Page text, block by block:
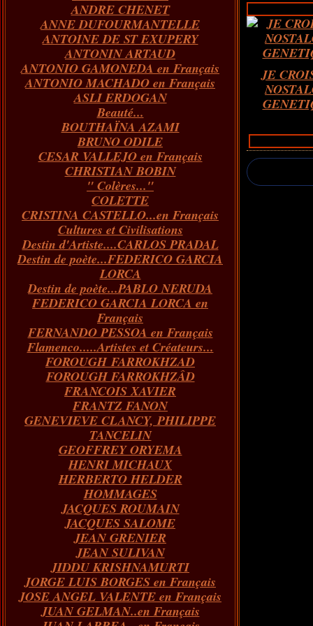
Janvier(60)
Février(68)
Janvier(86)
Mars(65)
Février(70)
Janvier(66)
Avril(76)
Mars(66)
Février(67)
Janvier(73)
Mai(82)
Avril(62)
Mars(66)
Février(55)
Janvier(43)
Juin(84)
Mai(89)
Avril(59)
Mars(73)
Février(54)
Janvier(51)
Juillet(72)
Juin(65)
Mai(97)
Avril(73)
Mars(100)
Février(146)
Janvier(124)
Août(40)
Juillet(31)
Juin(26)
ANDRE CHENET
ANNE DUFOURMANTELLE
ANTOINE DE ST EXUPERY
ANTONIN ARTAUD
ANTONIO GAMONEDA en Français
ANTONIO MACHADO en Français
ASLI ERDOGAN
Beauté...
BOUTHAÏNA AZAMI
BRUNO ODILE
CESAR VALLEJO en Français
CHRISTIAN BOBIN
" Colères..."
COLETTE
CRISTINA CASTELLO...en Français
Cultures et Civilisations
Destin d'Artiste....CARLOS PRADAL
Destin de poète...FEDERICO GARCIA
LORCA
Destin de poète...PABLO NERUDA
FEDERICO GARCIA LORCA en
Français
FERNANDO PESSOA en Français
Flamenco.....Artistes et Créateurs...
FOROUGH FARROKHZAD
FOROUGH FARROKHZÂD
FRANCOIS XAVIER
FRANTZ FANON
GENEVIEVE CLANCY, PHILIPPE
TANCELIN
GEOFFREY ORYEMA
HENRI MICHAUX
HERBERTO HELDER
HOMMAGES
JACQUES ROUMAIN
JACQUES SALOME
JEAN GRENIER
JEAN SULIVAN
JIDDU KRISHNAMURTI
JORGE LUIS BORGES en Français
JOSE ANGEL VALENTE en Français
JUAN GELMAN..en Français
JE